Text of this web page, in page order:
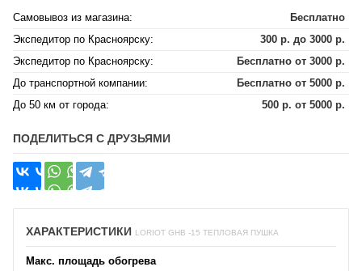
Самовывоз из магазина:
Бесплатно
Экспедитор по Красноярску:
300 р. до 3000 р.
Экспедитор по Красноярску:
Бесплатно от 3000 р.
До транспортной компании:
Бесплатно от 5000 р.
До 50 км от города:
500 р. от 5000 р.
ПОДЕЛИТЬСЯ С ДРУЗЬЯМИ
ХАРАКТЕРИСТИКИ LORIOT GHB -15 ТЕПЛОВАЯ ПУШКА
Макс. площадь обогрева